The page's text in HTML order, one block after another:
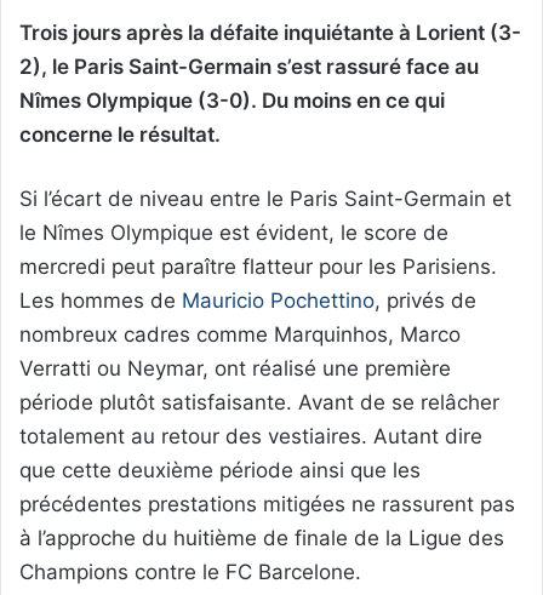
Trois jours après la défaite inquiétante à Lorient (3-
2), le Paris Saint-Germain s’est rassuré face au
Nîmes Olympique (3-0). Du moins en ce qui
concerne le résultat.
Si l’écart de niveau entre le Paris Saint-Germain et
le Nîmes Olympique est évident, le score de
mercredi peut paraître flatteur pour les Parisiens.
Les hommes de Mauricio Pochettino, privés de
nombreux cadres comme Marquinhos, Marco
Verratti ou Neymar, ont réalisé une première
période plutôt satisfaisante. Avant de se relâcher
totalement au retour des vestiaires. Autant dire
que cette deuxième période ainsi que les
précédentes prestations mitigées ne rassurent pas
à l’approche du huitième de finale de la Ligue des
Champions contre le FC Barcelone.